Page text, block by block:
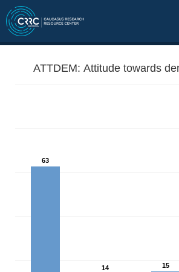
ATTDEM: Attitude towards
63
14 15